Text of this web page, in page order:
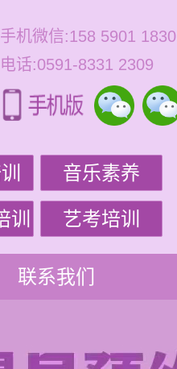
手机微信:158 5901 1830
电话:0591-8331 2309
音乐素养
艺考培训
联系我们